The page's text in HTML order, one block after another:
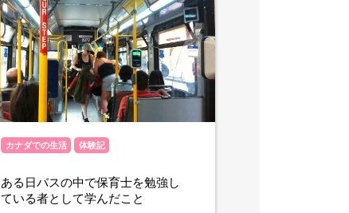
カナダでの生活 体験記
ある日バスの中で保育士を勉強し
ている者として学んだこと